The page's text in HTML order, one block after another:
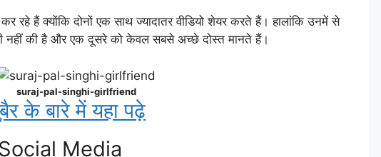
रहे हैं क्योंकि दोनों एक साथ ज्यादातर वीडियो शेयर करते हैं। हालांकि उनमें से
नहीं की है और एक दूसरे को केवल सबसे अच्छे दोस्त मानते हैं।
suraj-pal-singhi-girlfriend
के बारे में यहा पढ़े
Media